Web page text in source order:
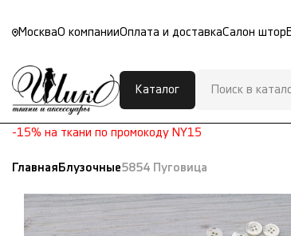
МоскваО компанииОплата и доставкаСалон штор
Каталог
-15% на ткани по промокоду NY15
Главная Блузочные5854 Пуговица